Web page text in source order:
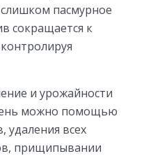
пасмурное
сокращается к
и урожайности
можно помощью
удаления всех
прищипывании